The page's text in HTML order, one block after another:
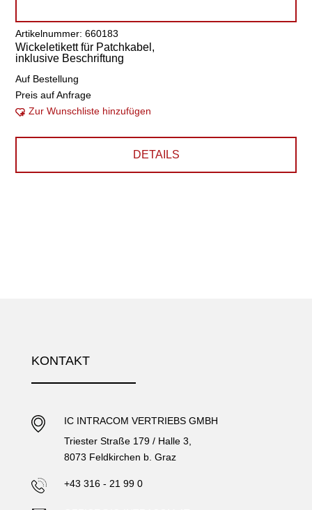
Artikelnummer: 660183
Wickeletikett für Patchkabel,
inklusive Beschriftung
Auf Bestellung
Preis auf Anfrage
Zur Wunschliste hinzufügen
DETAILS
KONTAKT
IC INTRACOM VERTRIEBS GMBH
Triester Straße 179 / Halle 3,
8073 Feldkirchen b. Graz
+43 316 - 21 99 0